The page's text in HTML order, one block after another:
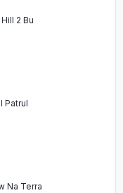
2 Bu
Patrul
Na Terra